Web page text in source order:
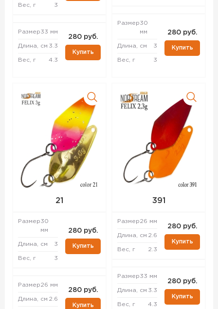
Вес, г 3
Размер33 мм
Длина, см 3.3
Вес, г 4.3
280 руб.
Купить
Размер30
мм
Длина, см 3
Вес, г 3
280 руб.
Купить
21
Размер30
мм
Длина, см 3
Вес, г 3
280 руб.
Купить
Размер26 мм
Длина, см 2.6
280 руб.
Купить
391
Размер26 мм
Длина, см 2.6
Вес, г 2.3
280 руб.
Купить
Размер33 мм
Длина, см 3.3
Вес, г 4.3
280 руб.
Купить